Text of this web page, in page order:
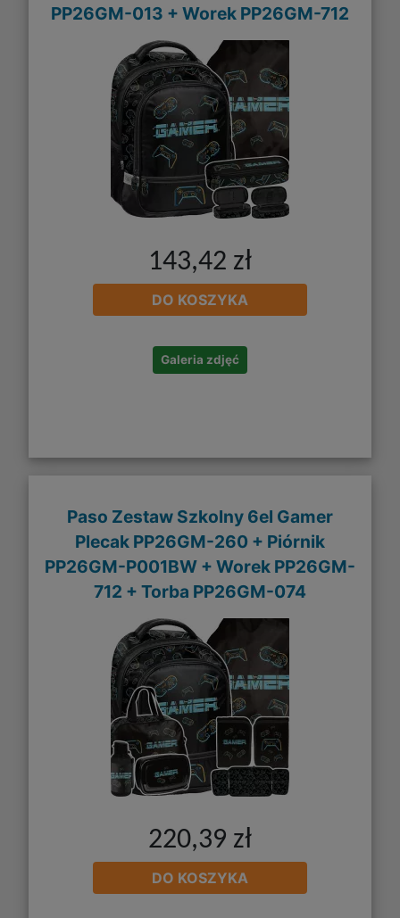
PP26GM-013 + Worek PP26GM-712
143,42 zł
DO KOSZYKA
Galeria zdjęć
Paso Zestaw Szkolny 6el Gamer
Plecak PP26GM-260 + Piórnik
PP26GM-P001BW + Worek PP26GM-
712 + Torba PP26GM-074
220,39 zł
DO KOSZYKA